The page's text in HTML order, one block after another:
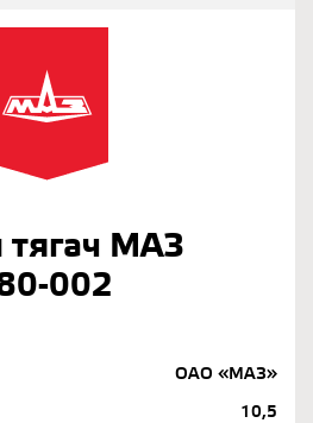
МАЗ
002
ОАО «МАЗ»
10,5